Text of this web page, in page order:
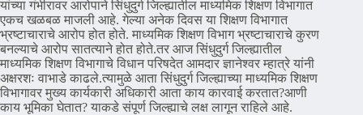
यांच्या गंभीरावर आरोपाने सिंधुदुर्ग जिल्ह्यातील माध्यमिक शिक्षण विभागात
एकच खळबळ माजली आहे. गेल्या अनेक दिवस या शिक्षण विभागात
भ्रष्टाचाराचे आरोप होत होते. माध्यमिक शिक्षण विभाग भ्रष्टाचाराचे कुरण
बनल्याचे आरोप सातत्याने होत होते.तर आज सिंधुदुर्ग जिल्ह्यातील
माध्यमिक शिक्षण विभागाचे विधान परिषदेत आमदार ज्ञानेश्वर म्हात्रे यांनी
अक्षरशः वाभाडे काढले.त्यामुळे आता सिंधुदुर्ग जिल्ह्याच्या माध्यमिक शिक्षण
विभागावर मुख्य कार्यकारी अधिकारी आता काय कारवाई करतात?आणी
काय भूमिका घेतात? याकडे संपूर्ण जिल्ह्याचे लक्ष लागून राहिले आहे.